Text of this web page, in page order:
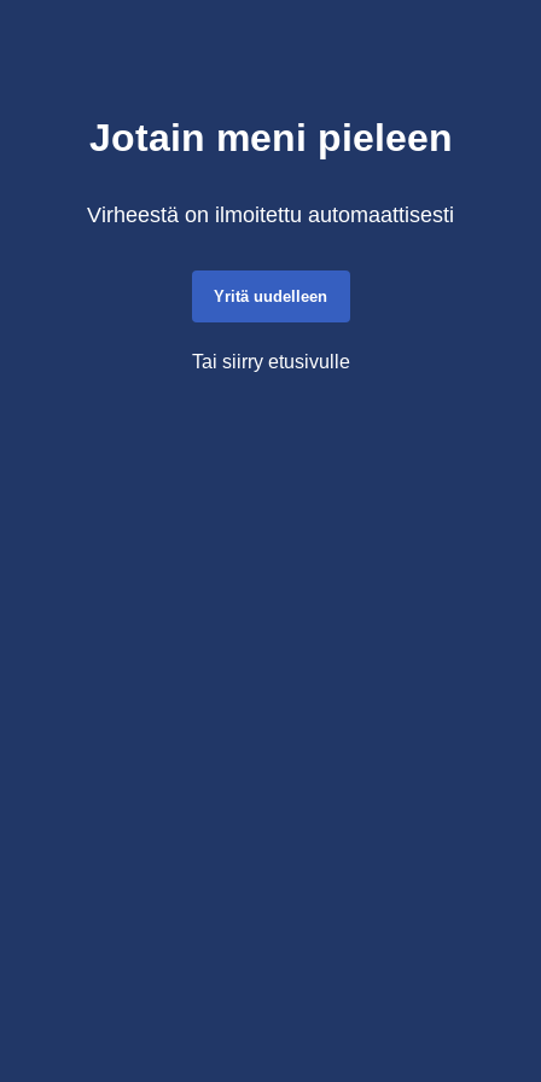
Jotain meni pieleen
Virheestä on ilmoitettu automaattisesti
Yritä uudelleen
Tai siirry etusivulle